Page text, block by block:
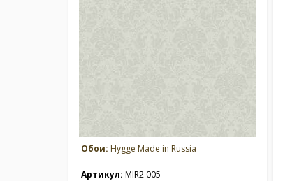
Обои: Hygge Made in Russia
Артикул: MIR2 005